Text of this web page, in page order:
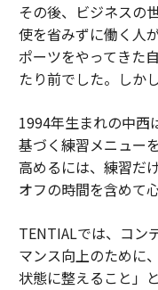
その後、ビジネスの
使を省みずに働く人
ポーツをやってきた
たり前でした。しか
1994年生まれの中西
基づく練習メニュー
高めるには、練習だ
オフの時間を含めて
TENTIALでは、コン
マンス向上のために
状態に整えること」